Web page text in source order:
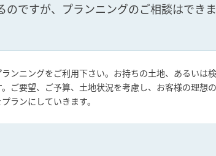
のですが、プランニングのご相談はでき
ンニングをご利用下さい。お持ちの土地、あるいは
ご要望、ご予算、土地状況を考慮し、お客様の理
ランにしていきます。